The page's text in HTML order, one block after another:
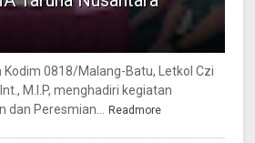
Kodim 0818/Malang-Batu, Letkol Czi
M.I.P, menghadiri kegiatan
dan Peresmian...
Readmore